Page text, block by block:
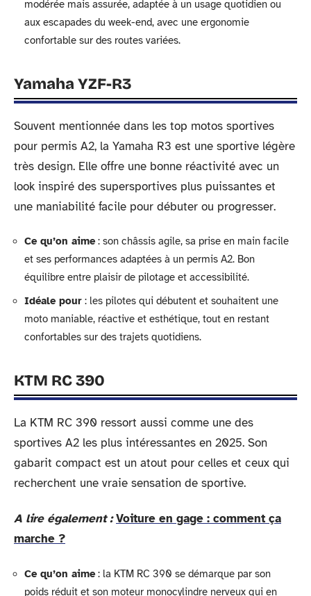
modérée mais assurée, adaptée à un usage quotidien ou
aux escapades du week-end, avec une ergonomie
confortable sur des routes variées.
Yamaha YZF-R3
Souvent mentionnée dans les top motos sportives
pour permis A2, la Yamaha R3 est une sportive légère
très design. Elle offre une bonne réactivité avec un
look inspiré des supersportives plus puissantes et
une maniabilité facile pour débuter ou progresser.
Ce qu’on aime: son châssis agile, sa prise en main facile
et ses performances adaptées à un permis A2. Bon
équilibre entre plaisir de pilotage et accessibilité.
Idéale pour : les pilotes qui débutent et souhaitent une
moto maniable, réactive et esthétique, tout en restant
confortables sur des trajets quotidiens.
KTM RC 390
La KTM RC 390 ressort aussi comme une des
sportives A2 les plus intéressantes en 2025. Son
gabarit compact est un atout pour celles et ceux qui
recherchent une vraie sensation de sportive.
A lire également : Voiture en gage : comment ça
marche ?
Ce qu’on aime: la KTM RC 390 se démarque par son
poids réduit et son moteur monocylindre nerveux qui en